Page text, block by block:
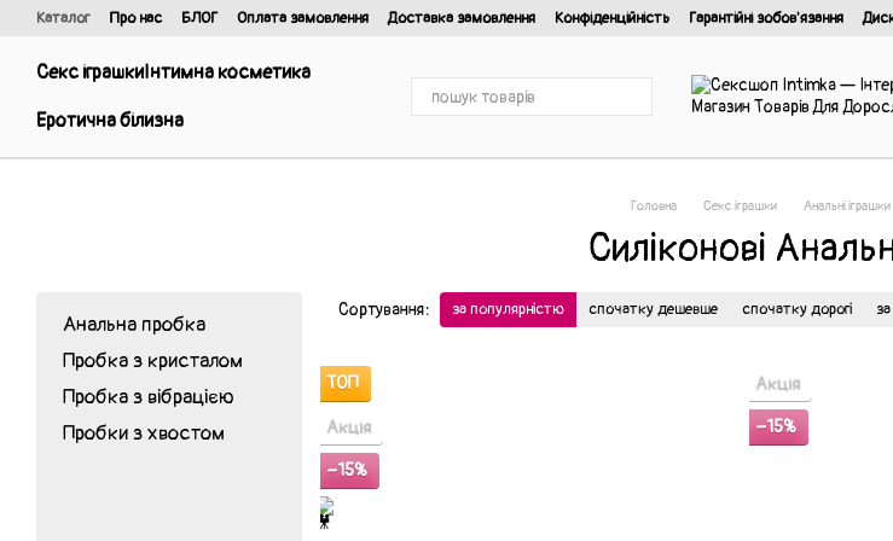
Перейти до основного контенту
Каталог Про нас БЛОГ Оплата замовлення Доставка замовлення Конфіденційність Гарантійні зобов'язання
Секс іграшкиІнтимна косметика
Еротична білизна
Головна Секс іграшки Анальні іграшки
Силіконові
Сортування: за популярністю спочатку дешевше спочатку дорогі
ТОП
Акція
−15%
Акція
−15%
Анальна пробка
Пробка з кристалом
Пробка з вібрацією
Пробки з хвостом